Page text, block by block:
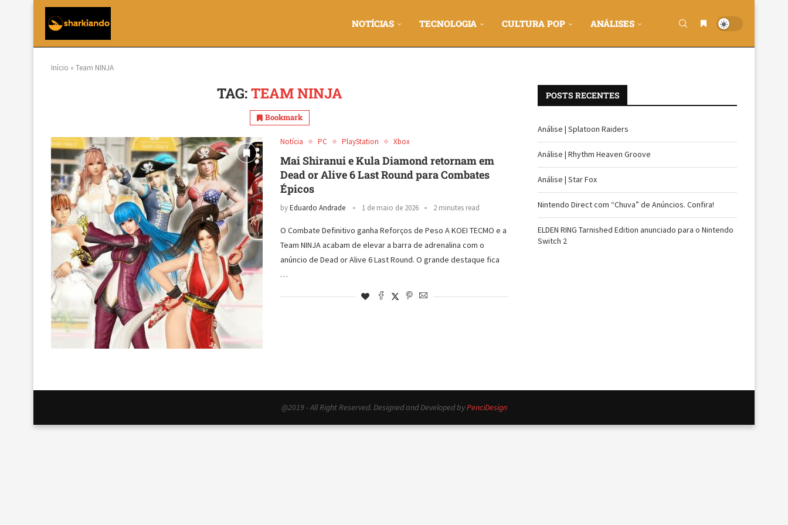
NOTÍCIAS TECNOLOGIA CULTURA POP ANÁLISES
Início » Team NINJA
TAG:TEAM NINJA
Bookmark
Notícia PC PlayStation Xbox
Mai Shiranui e Kula Diamond retornam em
Dead or Alive 6 Last Round para Combates
Épicos
byEduardo Andrade 1 de maio de 2026 2 minutes read
O Combate Definitivo ganha Reforços de Peso A KOEI TECMO e a
Team NINJA acabam de elevar a barra de adrenalina com o
anúncio de Dead or Alive 6 Last Round. O grande destaque fica
…
POSTS RECENTES
Análise | Splatoon Raiders
Análise | Rhythm Heaven Groove
Análise | Star Fox
Nintendo Direct com “Chuva” de Anúncios. Confira!
ELDEN RING Tarnished Edition anunciado para o Nintendo
Switch 2
@2019 - All Right Reserved. Designed and Developed byPenciDesign